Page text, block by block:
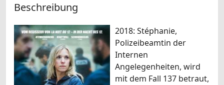
Beschreibung
2018: Stéphanie,
Polizeibeamtin der
Internen
Angelegenheiten, wird
mit dem Fall 137 betraut,